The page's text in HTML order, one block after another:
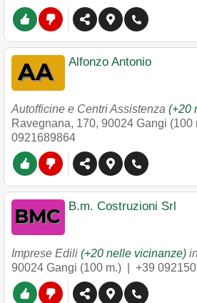
Alfonzo Antonio
Autofficine e Centri Assistenza (+20
Ravegnana, 170, 90024 Gangi (100
0921689864
B.m. Costruzioni Srl
Imprese Edili (+20 nelle vicinanze) in
90024 Gangi (100 m.) | +39